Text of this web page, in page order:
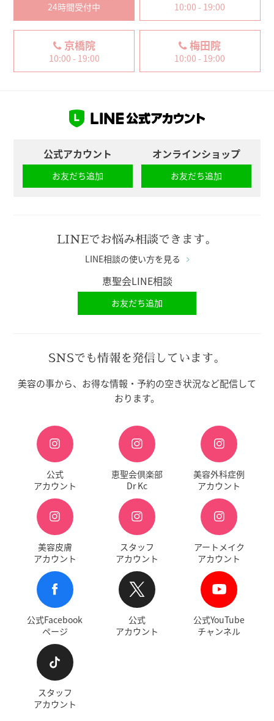
24時間受付中 10:00 - 19:00
京橋院
10:00 - 19:00
梅田院
10:00 - 19:00
公式アカウント
お友だち追加
オンラインショップ
お友だち追加
LINEでお悩み相談できます。
LINE相談の使い方を見る
恵聖会LINE相談
お友だち追加
SNSでも情報を発信しています。
美容の事から、お得な情報・予約の空き状況など配信して
おります。
公式
アカウント
恵聖会倶楽部
Dr Kc
美容外科症例
アカウント
美容皮膚
アカウント
スタッフ
アカウント
アートメイク
アカウント
公式Facebook
ページ
公式
アカウント
公式YouTube
チャンネル
スタッフ
アカウント